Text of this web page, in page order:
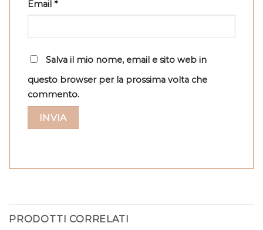
Email *
Salva il mio nome, email e sito web in
questo browser per la prossima volta che
commento.
PRODOTTI CORRELATI